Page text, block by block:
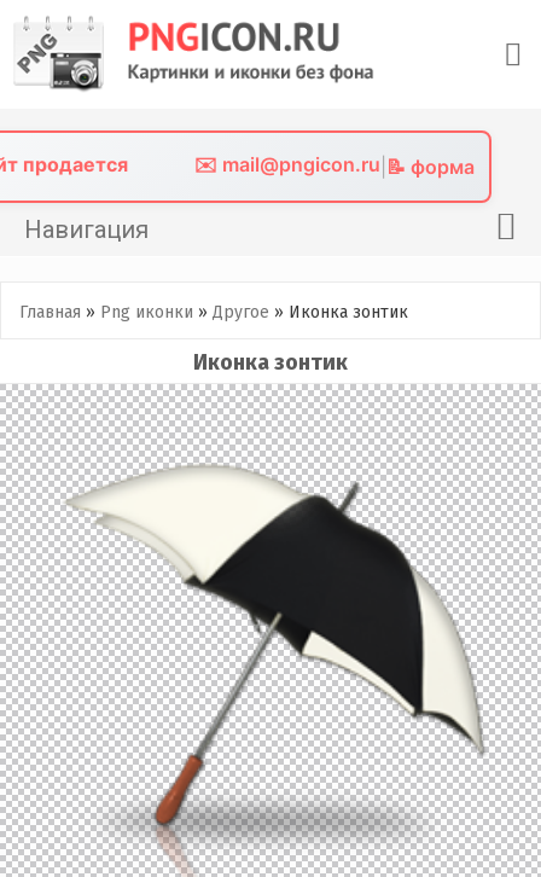
content
продается ✉️ mail@pngicon.ru 📝 форма
Навигация
Png иконки
Фото без фона
Контакты
Главная » Png иконки » Другое » Иконка зонтик
Иконка зонтик